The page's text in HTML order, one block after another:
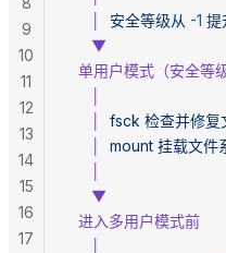
  安全等级从
-1 提
     ▼
单用户模式（安全等
  fsck
检查并修复
  mount
挂载文件
     ▼
  进入多用户模式前
9
10
11
12
13
14
15
16
17